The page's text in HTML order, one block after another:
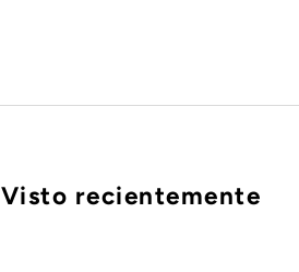
Visto recientemente